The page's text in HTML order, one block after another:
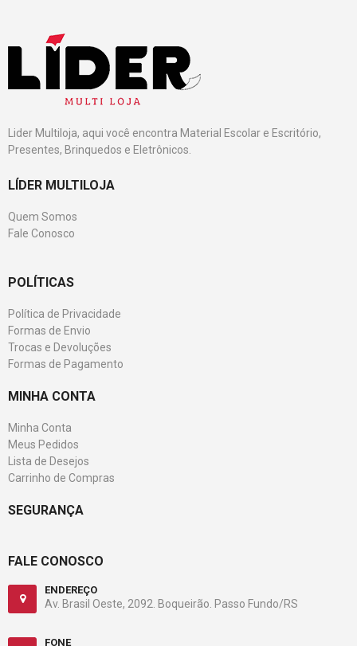
Lider Multiloja, aqui você encontra Material Escolar e Escritório,
Presentes, Brinquedos e Eletrônicos.
LÍDER MULTILOJA
Quem Somos
Fale Conosco
POLÍTICAS
Política de Privacidade
Formas de Envio
Trocas e Devoluções
Formas de Pagamento
MINHA CONTA
Minha Conta
Meus Pedidos
Lista de Desejos
Carrinho de Compras
SEGURANÇA
FALE CONOSCO
ENDEREÇO
Av. Brasil Oeste, 2092. Boqueirão. Passo Fundo/RS
FONE